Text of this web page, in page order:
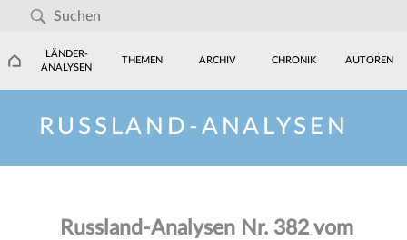
LÄNDER-
ANALYSEN
THEMEN ARCHIV CHRONIK AUTOREN
RUSSLAND-ANALYSEN
Russland-Analysen Nr. 382 vom